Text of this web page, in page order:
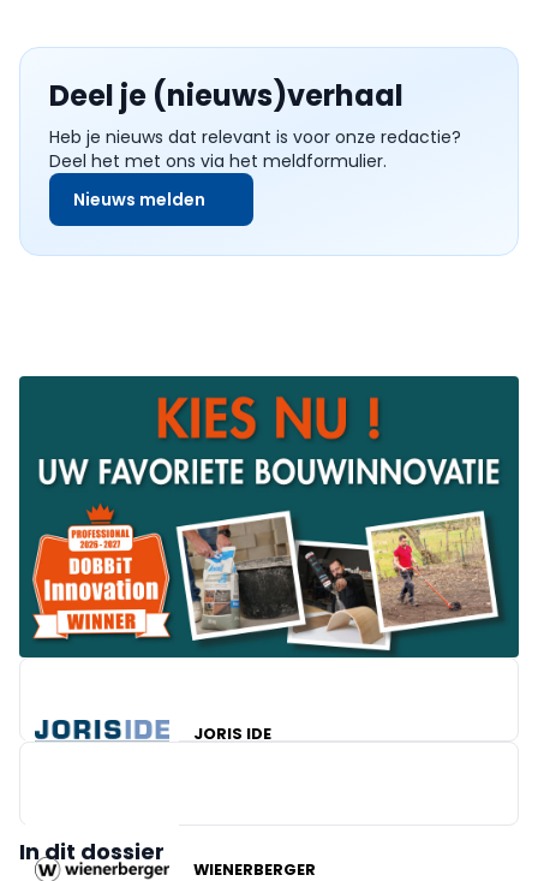
Deel je (nieuws)verhaal
Heb je nieuws dat relevant is voor onze redactie?
Deel het met ons via het meldformulier.
Nieuws melden
JORIS IDE
WIENERBERGER
In dit dossier